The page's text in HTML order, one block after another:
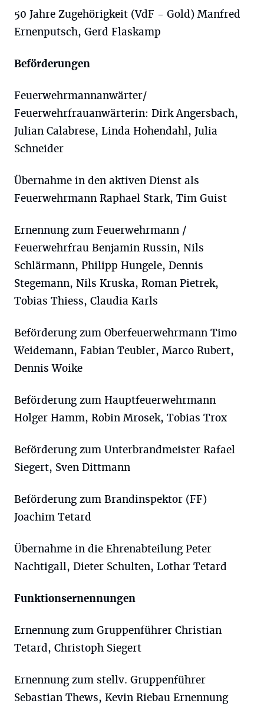
50 Jahre Zugehörigkeit (VdF - Gold) Manfred
Ernenputsch, Gerd Flaskamp
Beförderungen
Feuerwehrmannanwärter/
Feuerwehrfrauanwärterin: Dirk Angersbach,
Julian Calabrese, Linda Hohendahl, Julia
Schneider
Übernahme in den aktiven Dienst als
Feuerwehrmann Raphael Stark, Tim Guist
Ernennung zum Feuerwehrmann /
Feuerwehrfrau Benjamin Russin, Nils
Schlärmann, Philipp Hungele, Dennis
Stegemann, Nils Kruska, Roman Pietrek,
Tobias Thiess, Claudia Karls
Beförderung zum Oberfeuerwehrmann Timo
Weidemann, Fabian Teubler, Marco Rubert,
Dennis Woike
Beförderung zum Hauptfeuerwehrmann
Holger Hamm, Robin Mrosek, Tobias Trox
Beförderung zum Unterbrandmeister Rafael
Siegert, Sven Dittmann
Beförderung zum Brandinspektor (FF)
Joachim Tetard
Übernahme in die Ehrenabteilung Peter
Nachtigall, Dieter Schulten, Lothar Tetard
Funktionsernennungen
Ernennung zum Gruppenführer Christian
Tetard, Christoph Siegert
Ernennung zum stellv. Gruppenführer
Sebastian Thews, Kevin Riebau Ernennung